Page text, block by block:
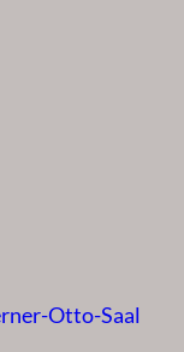
Otto-Saal